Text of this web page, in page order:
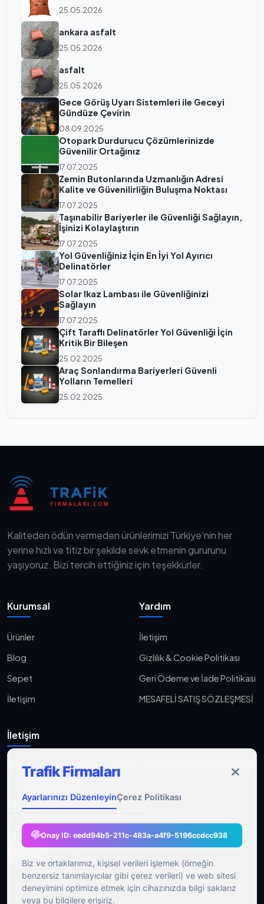
25.05.2026
ankara asfalt
25.05.2026
asfalt
25.05.2026
Gece Görüş Uyarı Sistemleri ile Geceyi
Gündüze Çevirin
08.09.2025
Otopark Durdurucu Çözümlerinizde
Güvenilir Ortağınız
17.07.2025
Zemin Butonlarında Uzmanlığın Adresi
Kalite ve Güvenilirliğin Buluşma Noktası
17.07.2025
Taşınabilir Bariyerler ile Güvenliği Sağlayın,
İşinizi Kolaylaştırın
17.07.2025
Yol Güvenliğiniz İçin En İyi Yol Ayırıcı
Delinatörler
17.07.2025
Solar Ikaz Lambası ile Güvenliğinizi
Sağlayın
17.07.2025
Çift Taraflı Delinatörler Yol Güvenliği İçin
Kritik Bir Bileşen
25.02.2025
Araç Sonlandırma Bariyerleri Güvenli
Yolların Temelleri
25.02.2025
Kaliteden ödün vermeden ürünlerimizi Türkiye’nin her
yerine hızlı ve titiz bir şekilde sevk etmenin gururunu
yaşıyoruz. Bizi tercih ettiğiniz için teşekkürler.
Kurumsal
Ürünler
Blog
Sepet
İletişim
Yardım
İletişim
Gizlilik & Cookie Politikası
Geri Ödeme ve İade Politikası
MESAFELİ SATIŞ SÖZLEŞMESİ
İletişim
Aşağı Eğlence, Fener Yolu Sk. 2-18, 06010 Keçiören/Ankara
ahmet@gocmenasfaltyol.com.tr
Pzt-Cmt: 09:00 - 21:00
RSS Feed
Trafik Firmaları
Ayarlarınızı DüzenleyinÇerez Politikası
Onay ID: eedd94b5-211c-483a-a4f9-5196ccdcc938
Biz ve ortaklarımız, kişisel verileri işlemek (örneğin
benzersiz tanımlayıcılar gibi çerez verileri) ve web sitesi
deneyimini optimize etmek için cihazınızda bilgi saklarız
veya bu bilgilere erişiriz.